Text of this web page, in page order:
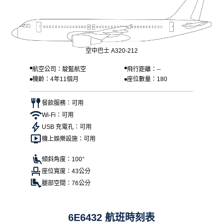
空中巴士 A320-212
航空公司：靛藍航空
飛行距離：--
機齡：4年11個月
座位數量：180
餐飲服務：可用
Wi-Fi：可用
USB 充電孔：可用
機上娛樂設施：可用
傾斜角度：100°
座位寬度：43公分
腿部空間：76公分
6E6432 航班時刻表